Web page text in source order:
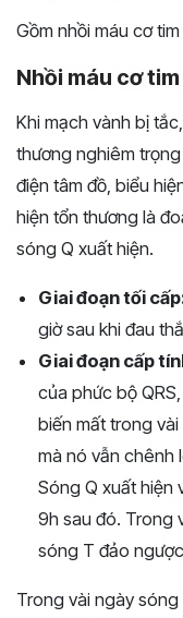
Gồm nhồi máu cơ
Nhồi máu cơ
Khi mạch vành bị
thương nghiêm
điện tâm đồ, biểu
hiện tổn thương là
sóng Q xuất hiện.
Giai đoạn tối
giờ sau khi đau
Giai đoạn cấp
của phức bộ
biến mất trong
mà nó vẫn chênh
Sóng Q xuất hiện
9h sau đó. Trong
sóng T đảo
Trong vài ngày